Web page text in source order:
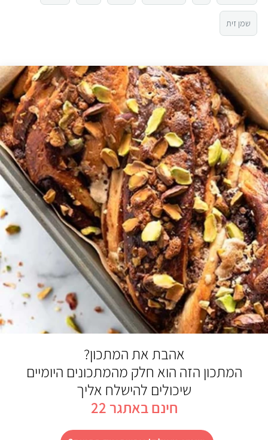
3
2
שמן זית
אהבת את המתכון?
המתכון הזה הוא חלק מהמתכונים היומיים
שיכולים להישלח אליך
חינם באתגר 22